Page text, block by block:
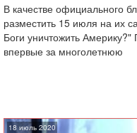
В качестве официального
разместить 15 июля на их
Боги уничтожить
впервые за многолетнюю
18 июль 2020